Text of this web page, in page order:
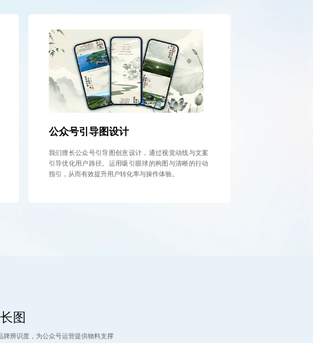
公众号引导图设计
我们擅长公众号引导图创意设计，通过视觉动线与文案
引导优化用户路径。运用吸引眼球的构图与清晰的行动
指引，从而有效提升用户转化率与操作体验。
图
牌辨识度，为公众号运营提供物料支撑